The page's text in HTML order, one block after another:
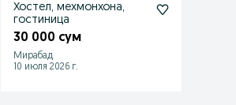
Хостел, мехмонхона,
гостиница
30 000 сум
Мирабад
10 июля 2026 г.